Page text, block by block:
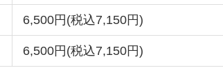
6,500円(税込7,150円)
6,500円(税込7,150円)